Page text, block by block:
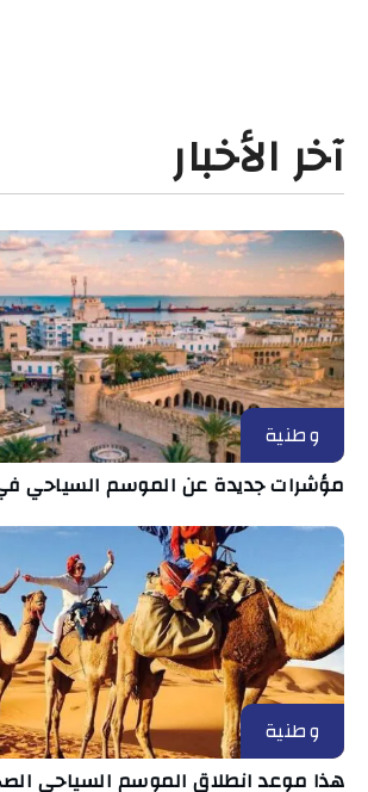
آخر الأخبار
وطنية
مؤشرات جديدة عن الموسم السياحي
وطنية
هذا موعد انطلاق الموسم السياحي